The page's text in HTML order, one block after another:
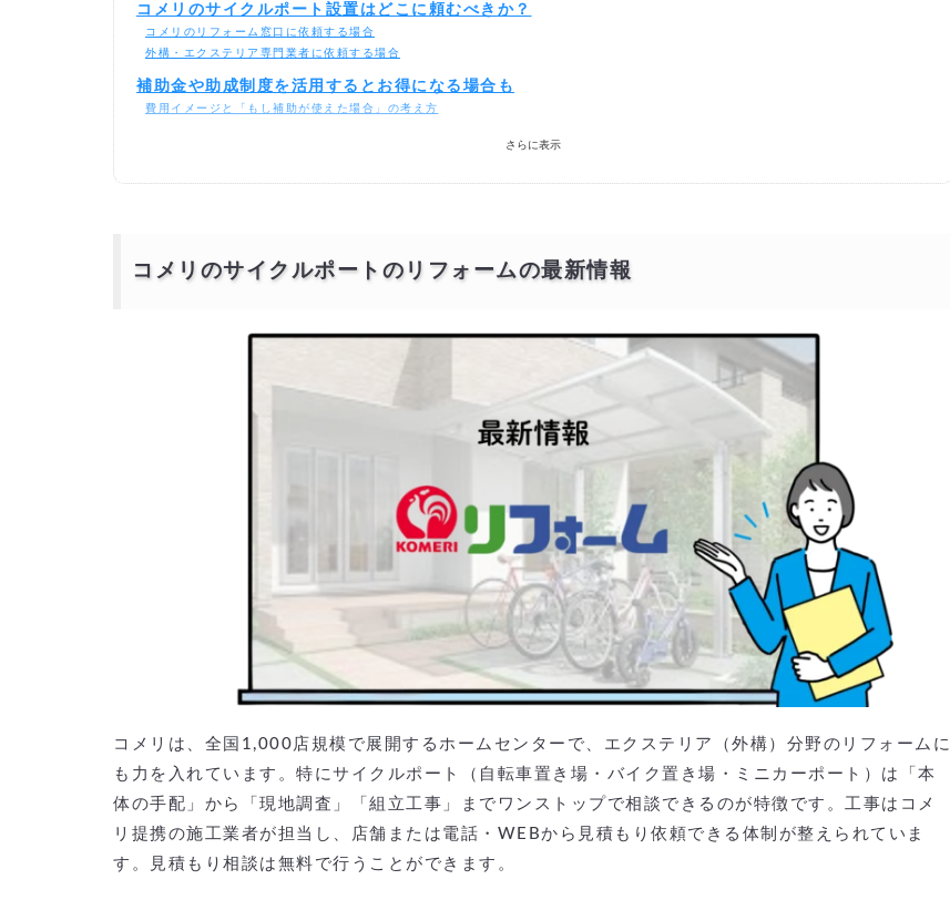
コメリのサイクルポート設置はどこに頼むべきか？
コメリのリフォーム窓口に依頼する場合
外構・エクステリア専門業者に依頼する場合
補助金や助成制度を活用するとお得になる場合も
費用イメージと「もし補助が使えた場合」の考え方
さらに表示
コメリのサイクルポートのリフォームの最新情報
コメリは、全国1,000店規模で展開するホームセンターで、エクステリア（外構）分野のリフォームに
も力を入れています。特にサイクルポート（自転車置き場・バイク置き場・ミニカーポート）は「本
体の手配」から「現地調査」「組立工事」までワンストップで相談できるのが特徴です。工事はコメ
リ提携の施工業者が担当し、店舗または電話・WEBから見積もり依頼できる体制が整えられていま
す。見積もり相談は無料で行うことができます。